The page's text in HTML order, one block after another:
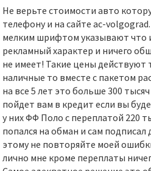
Не верьте стоимости авто
телефону и на сайте ac-
мелким шрифтом указывают что
рекламный характер и ничего
не имеет! Такие цены действуют
наличные то вместе с пакетом
на все 5 лет это больше 300
пойдет вам в кредит если вы
у них ФФ Поло с переплатой 220
попался на обман и сам подписал
этому не повторяйте моей
лично мне кроме переплаты